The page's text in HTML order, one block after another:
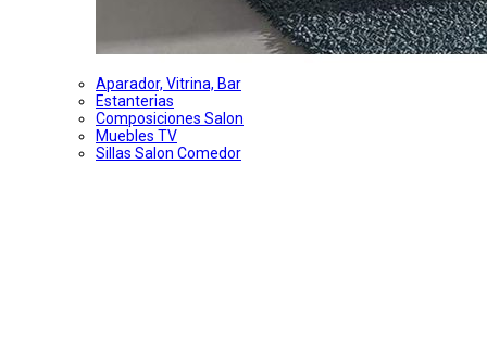
Aparador, Vitrina, Bar
Estanterias
Composiciones Salon
Muebles TV
Sillas Salon Comedor